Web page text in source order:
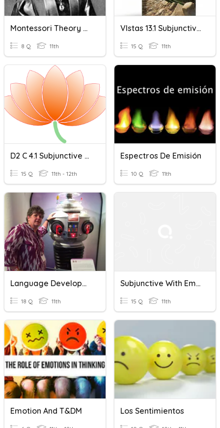
Montessori Theory Of Development
8 Q 11th
VIstas 13.1 Subjunctive With Verbs Of Emotion
15 Q 11th
D2 C 4.1 Subjunctive With Verbs Of Emotion
15 Q 11th - 12th
Espectros De Emisión
10 Q 11th
Language Development
18 Q 11th
Subjunctive With Emotion
15 Q 11th
Emotion And T&DM Los Sentimientos